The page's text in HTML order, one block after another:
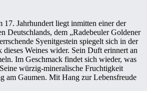
17. Jahrhundert liegt inmitten einer der
Deutschlands, dem „Radebeuler Goldener
Syenitgestein spiegelt sich in der
Weines wider. Sein Duft erinnert an
Im Geschmack findet sich wieder, was
würzig-mineralische Fruchtigkeit
am Gaumen. Mit Hang zur Lebensfreude